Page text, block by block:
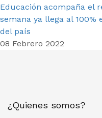
Educación acompaña el
semana ya llega al 100%
del país
08 Febrero 2022
¿Quienes somos?